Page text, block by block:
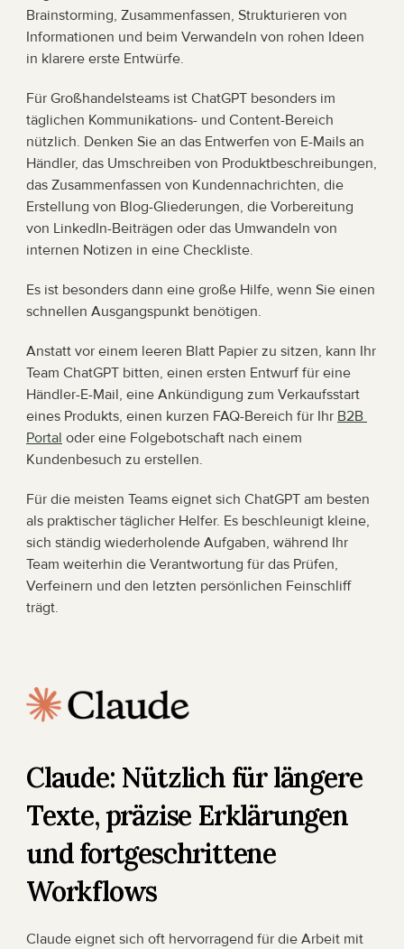
Brainstorming, Zusammenfassen, Strukturieren von
Informationen und beim Verwandeln von rohen Ideen
in klarere erste Entwürfe.
Für Großhandelsteams ist ChatGPT besonders im
täglichen Kommunikations- und Content-Bereich
nützlich. Denken Sie an das Entwerfen von E-Mails an
Händler, das Umschreiben von Produktbeschreibungen,
das Zusammenfassen von Kundennachrichten, die
Erstellung von Blog-Gliederungen, die Vorbereitung
von LinkedIn-Beiträgen oder das Umwandeln von
internen Notizen in eine Checkliste.
Es ist besonders dann eine große Hilfe, wenn Sie einen
schnellen Ausgangspunkt benötigen.
Anstatt vor einem leeren Blatt Papier zu sitzen, kann Ihr
Team ChatGPT bitten, einen ersten Entwurf für eine
Händler-E-Mail, eine Ankündigung zum Verkaufsstart
eines Produkts, einen kurzen FAQ-Bereich für Ihr B2B
Portal oder eine Folgebotschaft nach einem
Kundenbesuch zu erstellen.
Für die meisten Teams eignet sich ChatGPT am besten
als praktischer täglicher Helfer. Es beschleunigt kleine,
sich ständig wiederholende Aufgaben, während Ihr
Team weiterhin die Verantwortung für das Prüfen,
Verfeinern und den letzten persönlichen Feinschliff
trägt.
Claude: Nützlich für längere
Texte, präzise Erklärungen
und fortgeschrittene
Workflows
Claude eignet sich oft hervorragend für die Arbeit mit